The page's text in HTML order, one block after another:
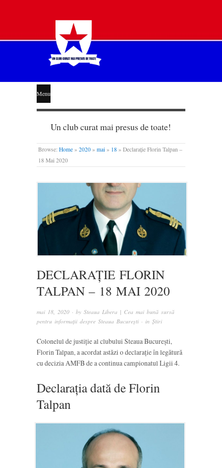
STEAUA
LIBERĂ
Menu
Un club curat mai presus de toate!
Browse: Home » 2020 » mai » 18 » Declarație Florin Talpan –
18 Mai 2020
DECLARAȚIE FLORIN
TALPAN – 18 MAI 2020
mai 18, 2020 · by Steaua Libera | Cea mai bună sursă
pentru informații despre Steaua București · in Știri
Colonelul de justiție al clubului Steaua București,
Florin Talpan, a acordat astăzi o declarație în legătură
cu decizia AMFB de a continua campionatul Ligii 4.
Declarația dată de Florin
Talpan